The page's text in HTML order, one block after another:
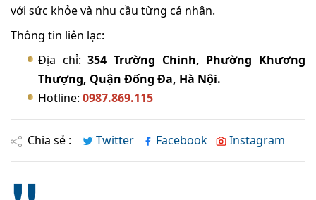
với sức khỏe và nhu cầu từng cá nhân.
Thông tin liên lạc:
Địa chỉ: 354 Trường Chinh, Phường Khương
Thượng, Quận Đống Đa, Hà Nội.
Hotline: 0987.869.115
Chia sẻ : Twitter Facebook Instagram